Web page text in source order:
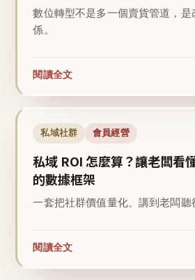
數位轉型不是多一個賣貨管道，是
係。
閱讀全文
私域社群 會員經營
私域 ROI 怎麼算？讓老闆看
的數據框架
一套把社群價值量化、講到老闆聽
閱讀全文